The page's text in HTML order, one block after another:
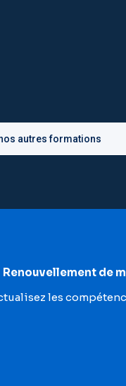
autres formations
Renouvellement de
les